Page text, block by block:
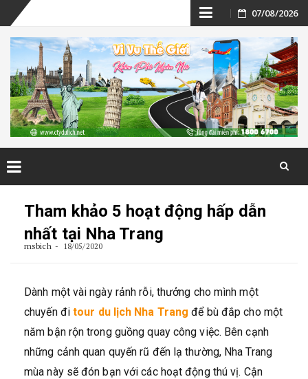
Skip
to
content
07/08/2026
Tham khảo 5 hoạt động hấp dẫn
nhất tại Nha Trang
msbich 18/05/2020
Dành một vài ngày rảnh rỗi, thưởng cho mình một
chuyến đi tour du lịch Nha Trang để bù đắp cho một
năm bận rộn trong guồng quay công việc. Bên cạnh
những cảnh quan quyến rũ đến lạ thường, Nha Trang
mùa này sẽ đón bạn với các hoạt động thú vị. Cận